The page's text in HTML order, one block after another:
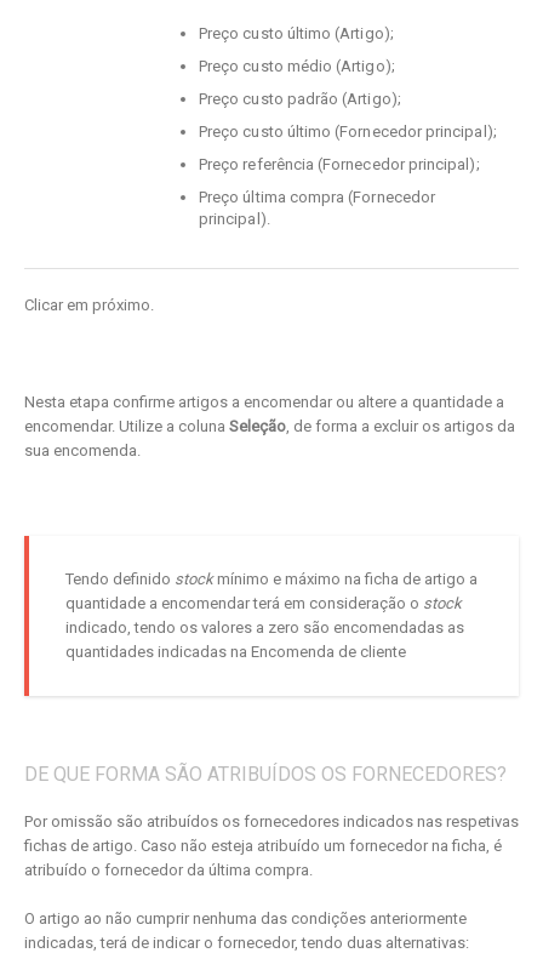
Preço custo último (Artigo);
Preço custo médio (Artigo);
Preço custo padrão (Artigo);
Preço custo último (Fornecedor principal);
Preço referência (Fornecedor principal);
Preço última compra (Fornecedor
principal).
Clicar em próximo.
Nesta etapa confirme artigos a encomendar ou altere a quantidade a
encomendar. Utilize a coluna Seleção, de forma a excluir os artigos da
sua encomenda.
Tendo definido stockmínimo e máximo na ficha de artigo a
quantidade a encomendar terá em consideração o stock
indicado, tendo os valores a zero são encomendadas as
quantidades indicadas na Encomenda de cliente
DE QUE FORMA SÃO ATRIBUÍDOS OS FORNECEDORES?
Por omissão são atribuídos os fornecedores indicados nas respetivas
fichas de artigo. Caso não esteja atribuído um fornecedor na ficha, é
atribuído o fornecedor da última compra.
O artigo ao não cumprir nenhuma das condições anteriormente
indicadas, terá de indicar o fornecedor, tendo duas alternativas: